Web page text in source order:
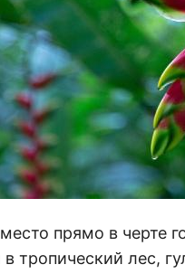
прямо в черте
тропический лес,